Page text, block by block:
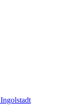
Ingolstadt